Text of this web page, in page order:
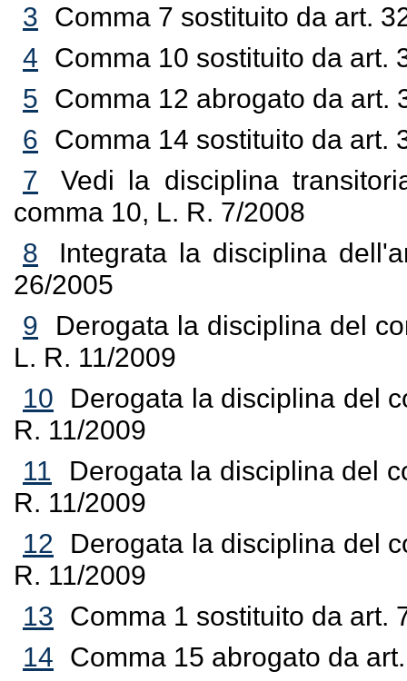
3 Comma 7 sostituito da art.
4 Comma 10 sostituito da art.
5 Comma 12 abrogato da art.
6 Comma 14 sostituito da art.
7
Vedi la disciplina
comma 10, L. R. 7/2008
8
Integrata la disciplina
26/2005
9
Derogata la disciplina del
L. R. 11/2009
10
Derogata la disciplina del
R. 11/2009
11
Derogata la disciplina del
R. 11/2009
12
Derogata la disciplina del
R. 11/2009
13 Comma 1 sostituito da art.
14 Comma 15 abrogato da